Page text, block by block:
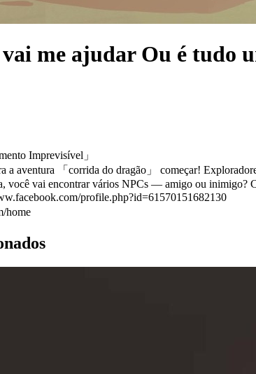
me ajudar Ou é tudo
Imprevisível」
a aventura 「corrida do dragão」 começar!
você vai encontrar vários NPCs — amigo ou inimigo?
profile.php?id=61570151682130
home